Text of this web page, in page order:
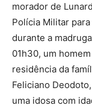
morador de
Polícia Militar
durante a
01h30, um
residência da
Feliciano
uma idosa com